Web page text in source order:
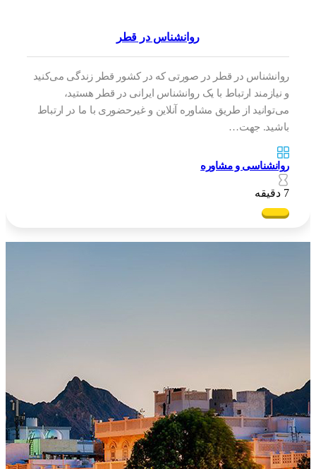
روانشناس در قطر
روانشناس در قطر در صورتی که در کشور قطر زندگی می‌کنید
و نیازمند ارتباط با یک روانشناس ایرانی در قطر هستید،
می‌توانید از طریق مشاوره‌ آنلاین و غیرحضوری با ما در ارتباط
باشید. جهت…
روانشناسی و مشاوره